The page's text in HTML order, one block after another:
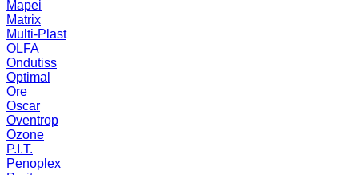
Mapei
Matrix
Multi-Plast
OLFA
Ondutiss
Optimal
Ore
Oscar
Oventrop
Ozone
P.I.T.
Penoplex